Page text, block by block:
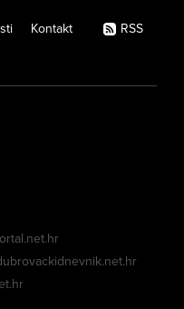
Kontakt RSS